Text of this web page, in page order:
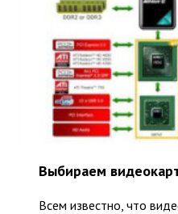
Выбираем
Всем известно, что